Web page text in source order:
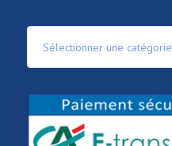
Sélectionner une catégorie